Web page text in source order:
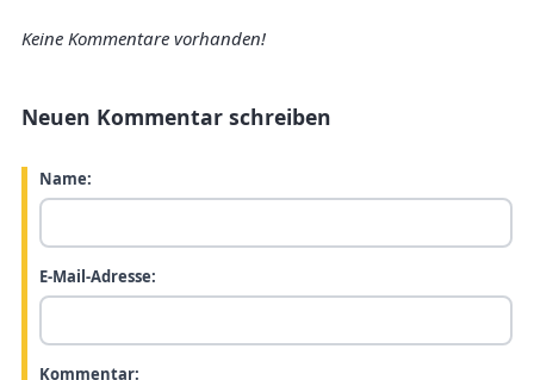
Keine Kommentare vorhanden!
Neuen Kommentar schreiben
Name:
E-Mail-Adresse:
Kommentar: